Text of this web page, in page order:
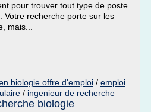
pour trouver tout type de poste
Votre recherche porte sur les
mais...
biologie offre d'emploi / emploi
/ ingenieur de recherche
biologie